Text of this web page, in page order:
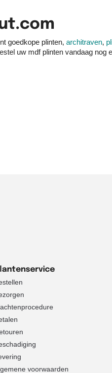
goedkope plinten, architraven,
uw mdf plinten vandaag
voorwaarden